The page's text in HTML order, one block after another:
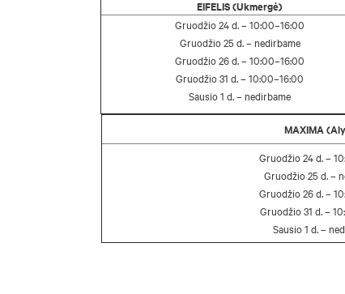
EIFELIS (Ukmergė)
Gruodžio 24 d. – 10:00–16:00
Gruodžio 25 d. – nedirbame
Gruodžio 26 d. – 10:00–16:00
Gruodžio 31 d. – 10:00–16:00
Sausio 1 d. – nedirbame
MAXIMA
Gruodžio 24 d. –
Gruodžio 25 d. –
Gruodžio 26 d. –
Gruodžio 31 d. –
Sausio 1 d. –